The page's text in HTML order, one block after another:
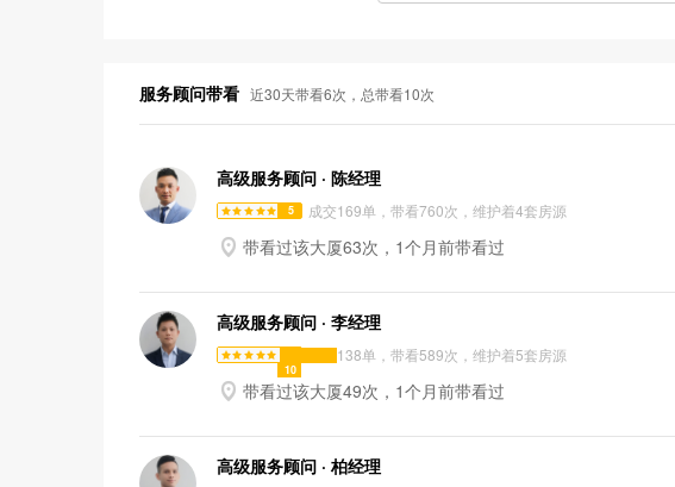
服务顾问带看 近30天带看6次，总带看10次
高级服务顾问 · 陈经理
5 成交169单，带看760次，维护着4套房源
 带看过该大厦63次，1个月前带看过
高级服务顾问 · 李经理
10
成交138单，带看589次，维护着5套房源
 带看过该大厦49次，1个月前带看过
高级服务顾问 · 柏经理